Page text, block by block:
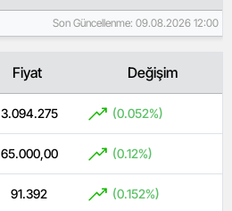
Son Güncellenme: 09.08.2026 12:00
Fiyat Değişim
3.094.275 (0.052%)
65.000,00 (0.12%)
91.392 (0.152%)